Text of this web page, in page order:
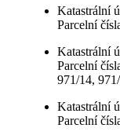
Katastrální
Parcelní
Katastrální
Parcelní
971/14,
Katastrální
Parcelní